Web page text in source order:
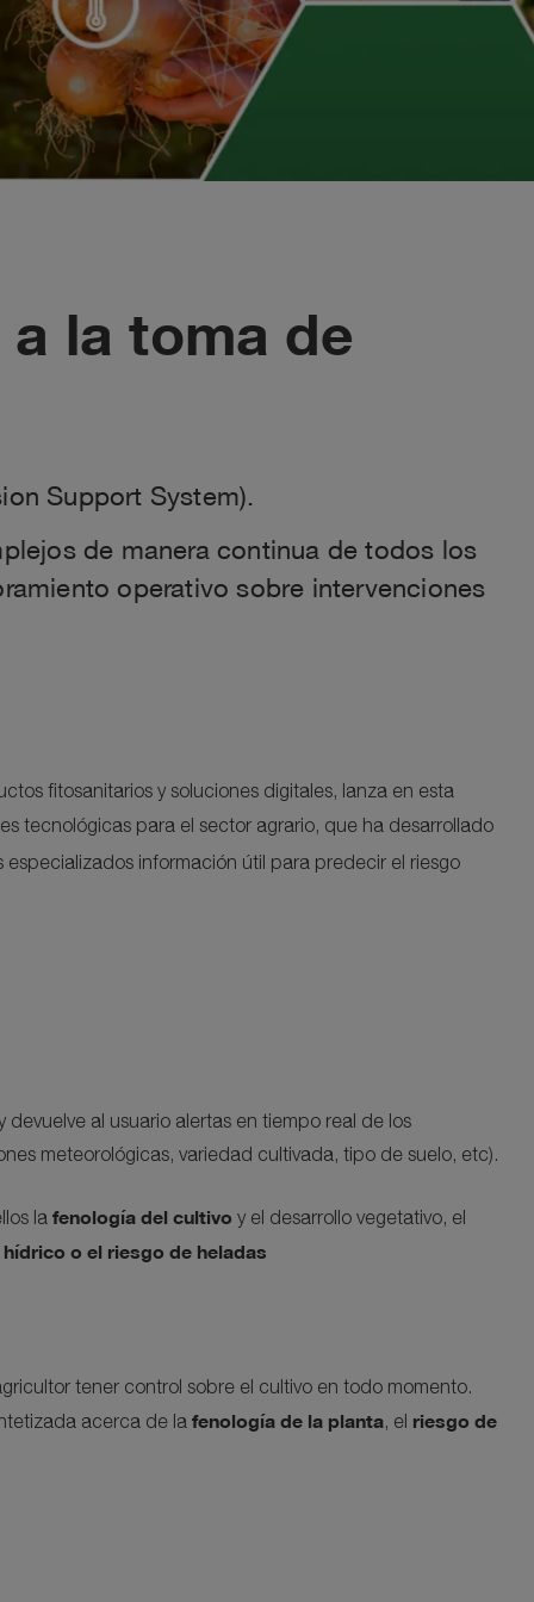
la toma de
Support System).
de manera continua de todos los
operativo sobre intervenciones
fitosanitarios y soluciones digitales, lanza en esta
tecnológicas para el sector agrario, que ha desarrollado
información útil para predecir el riesgo
al usuario alertas en tiempo real de los
meteorológicas, variedad cultivada, tipo de suelo, etc).
la fenología del cultivo y el desarrollo vegetativo, el
o el riesgo de heladas
tener control sobre el cultivo en todo momento.
acerca de la fenología de la planta, el riesgo de